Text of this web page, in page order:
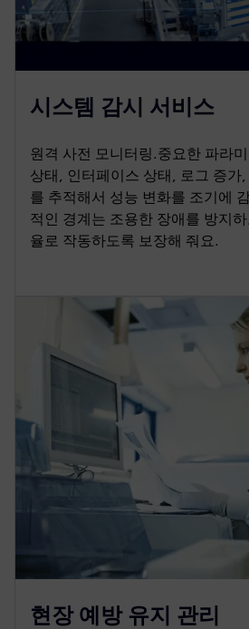
시스템 감시 서비스
원격 사전 모니터링.중요한 파라
상태, 인터페이스 상태, 로그 증가
를 추적해서 성능 변화를 조기에
적인 경계는 조용한 장애를 방지
율로 작동하도록 보장해 줘요.
현장 예방 유지 관리